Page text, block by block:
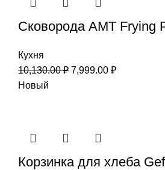
Сковорода AMT Frying
Кухня
10,130.00₽ 7,999.00 ₽
Новый
Корзинка для хлеба